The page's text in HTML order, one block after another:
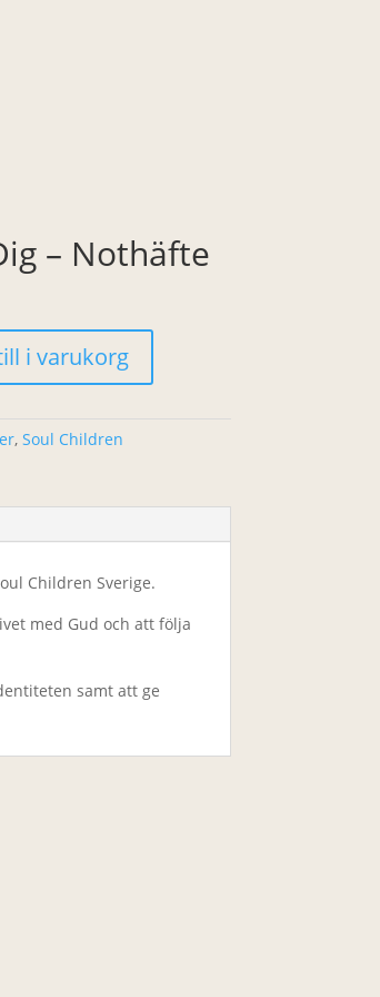
– Nothäfte
i varukorg
,Soul Children
Children Sverige.
med Gud och att följa
samt att ge